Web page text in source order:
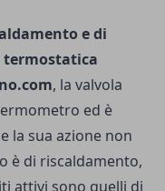
e di
termostatica
, la valvola
ed è
la sua azione non
è di riscaldamento,
attivi sono quelli di